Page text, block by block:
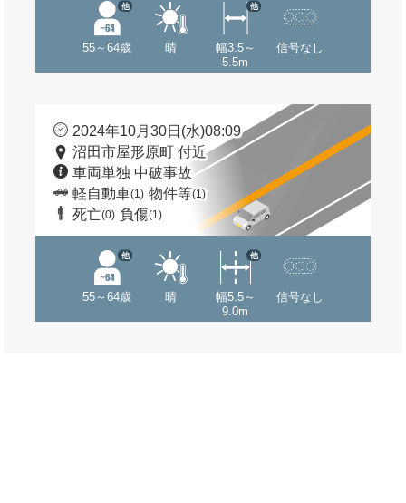
55～64歳
他
晴
幅3.5～
5.5m
他
信号なし
2024年10月30日(水)08:09
沼田市屋形原町 付近
車両単独 中破事故
軽自動車(1) 物件等(1)
死亡(0) 負傷(1)
55～64歳
他
晴
幅5.5～
9.0m
他
信号なし